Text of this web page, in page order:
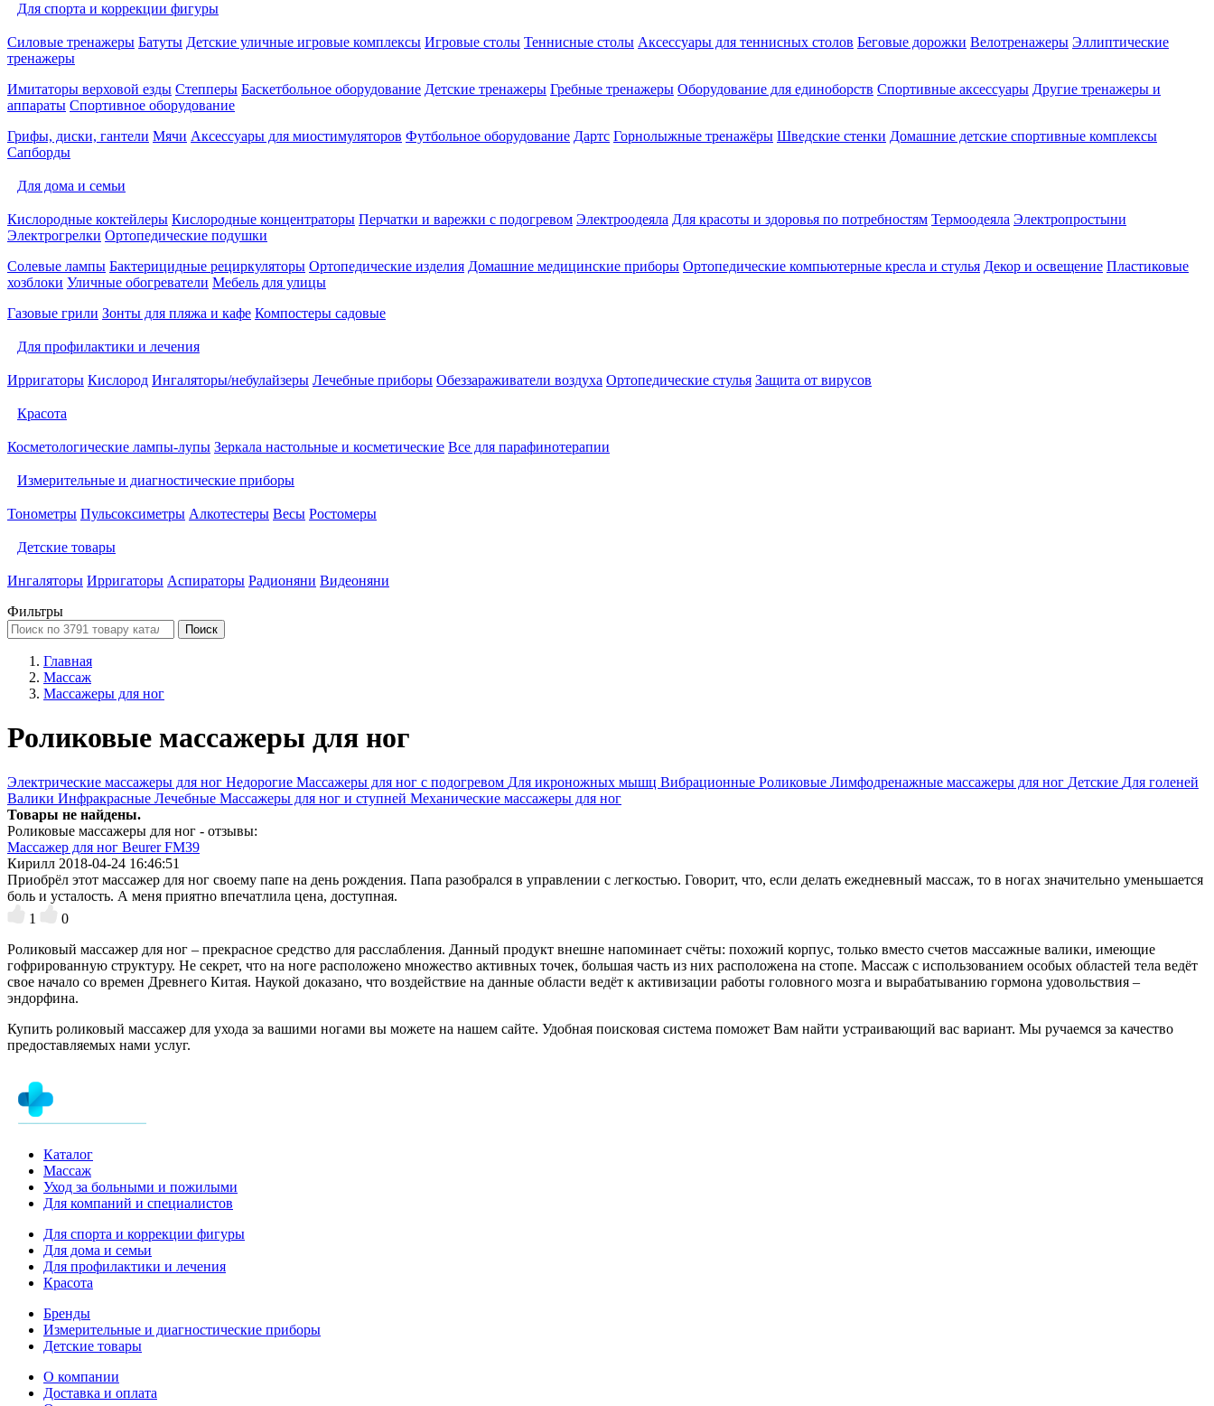
Для спорта и коррекции фигуры
Силовые тренажеры Батуты Детские уличные игровые комплексы Игровые столы Теннисные столы Аксессуары для теннисных столов Беговые дорожки Велотренажеры Эллиптические
тренажеры
Имитаторы верховой езды Степперы Баскетбольное оборудование Детские тренажеры Гребные тренажеры Оборудование для единоборств Спортивные аксессуары Другие тренажеры и
аппараты Спортивное оборудование
Грифы, диски, гантели Мячи Аксессуары для миостимуляторов Футбольное оборудование Дартс Горнолыжные тренажёры Шведские стенки Домашние детские спортивные комплексы
Сапборды
Для дома и семьи
Кислородные коктейлеры Кислородные концентраторы Перчатки и варежки с подогревом Электроодеяла Для красоты и здоровья по потребностям Термоодеяла Электропростыни
Электрогрелки Ортопедические подушки
Солевые лампы Бактерицидные рециркуляторы Ортопедические изделия Домашние медицинские приборы Ортопедические компьютерные кресла и стулья Декор и освещение Пластиковые
хозблоки Уличные обогреватели Мебель для улицы
Газовые грили Зонты для пляжа и кафе Компостеры садовые
Для профилактики и лечения
Ирригаторы Кислород Ингаляторы/небулайзеры Лечебные приборы Обеззараживатели воздуха Ортопедические стулья Защита от вирусов
Красота
Косметологические лампы-лупы Зеркала настольные и косметические Все для парафинотерапии
Измерительные и диагностические приборы
Тонометры Пульсоксиметры Алкотестеры Весы Ростомеры
Детские товары
Ингаляторы Ирригаторы Аспираторы Радионяни Видеоняни
Фильтры
Поиск
Главная
Массаж
Массажеры для ног
Роликовые массажеры для ног
Электрические массажеры для ног Недорогие Массажеры для ног с подогревом Для икроножных мышц Вибрационные Роликовые Лимфодренажные массажеры для ног Детские Для голеней
Валики Инфракрасные Лечебные Массажеры для ног и ступней Механические массажеры для ног
Товары не найдены.
Роликовые массажеры для ног - отзывы:
Массажер для ног Beurer FM39
Кирилл 2018-04-24 16:46:51
Приобрёл этот массажер для ног своему папе на день рождения. Папа разобрался в управлении с легкостью. Говорит, что, если делать ежедневный массаж, то в ногах значительно уменьшается
боль и усталость. А меня приятно впечатлила цена, доступная.
1
0
Роликовый массажер для ног – прекрасное средство для расслабления. Данный продукт внешне напоминает счёты: похожий корпус, только вместо счетов массажные валики, имеющие
гофрированную структуру. Не секрет, что на ноге расположено множество активных точек, большая часть из них расположена на стопе. Массаж с использованием особых областей тела ведёт
свое начало со времен Древнего Китая. Наукой доказано, что воздействие на данные области ведёт к активизации работы головного мозга и вырабатыванию гормона удовольствия –
эндорфина.
Купить роликовый массажер для ухода за вашими ногами вы можете на нашем сайте. Удобная поисковая система поможет Вам найти устраивающий вас вариант. Мы ручаемся за качество
предоставляемых нами услуг.
Каталог
Массаж
Уход за больными и пожилыми
Для компаний и специалистов
Для спорта и коррекции фигуры
Для дома и семьи
Для профилактики и лечения
Красота
Бренды
Измерительные и диагностические приборы
Детские товары
О компании
Доставка и оплата